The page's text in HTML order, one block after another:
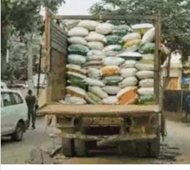
d
a
n
e
m
a
i
l